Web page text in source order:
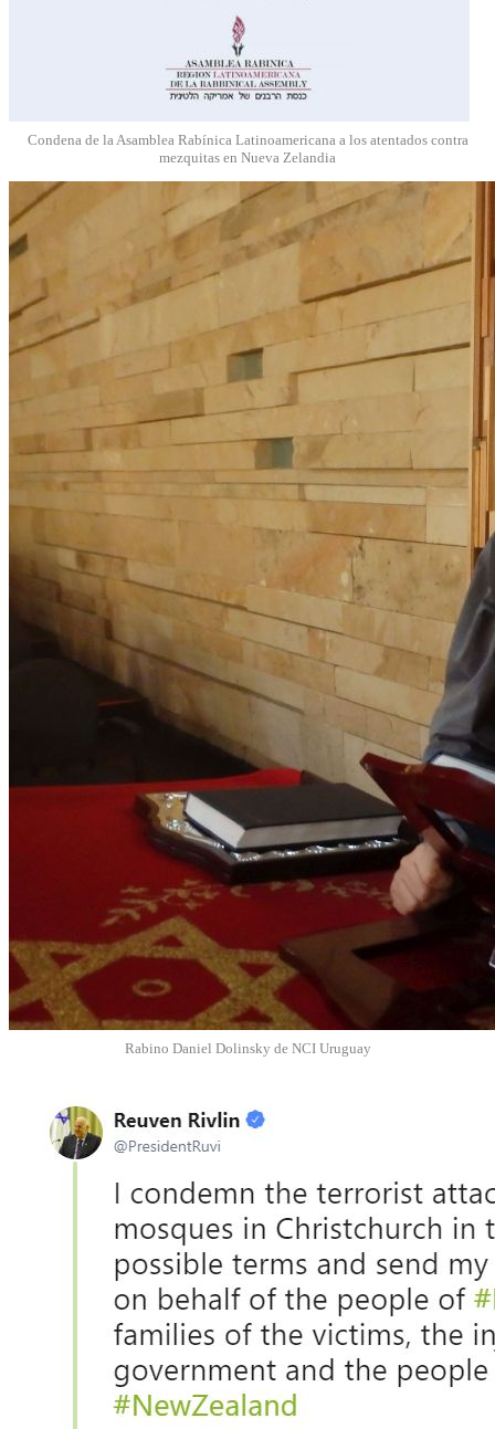
Condena de la Asamblea Rabínica Latinoamericana a los atentados contra
mezquitas en Nueva Zelandia
Rabino Daniel Dolinsky de NCI Uruguay